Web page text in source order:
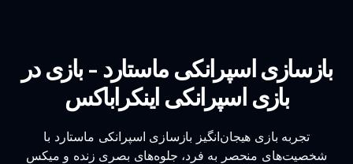
بازسازی اسپرانکی ماستارد - بازی در
بازی اسپرانکی اینکراباکس
تجربه بازی هیجان‌انگیز بازسازی اسپرانکی ماستارد با
شخصیت‌های منحصر به فرد، جلوه‌های بصری زنده و میکس